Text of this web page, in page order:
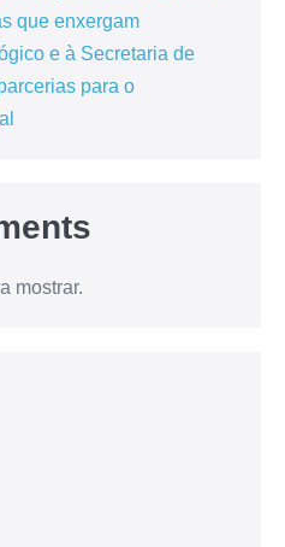
que enxergam
e à Secretaria de
para o
mostrar.